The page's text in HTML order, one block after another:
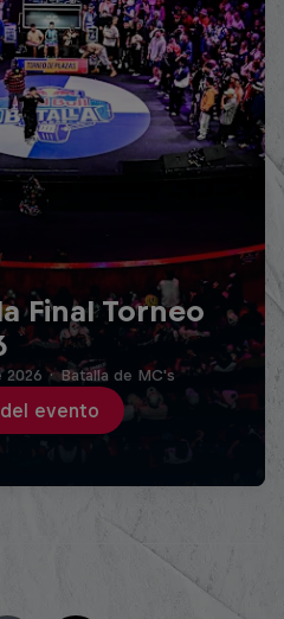
Final Torneo
evento
2026 · Batalla de MC's